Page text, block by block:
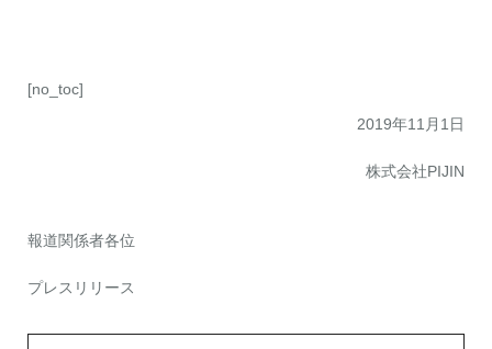
English
[no_toc]
2019年11月1日
株式会社PIJIN
報道関係者各位
プレスリリース